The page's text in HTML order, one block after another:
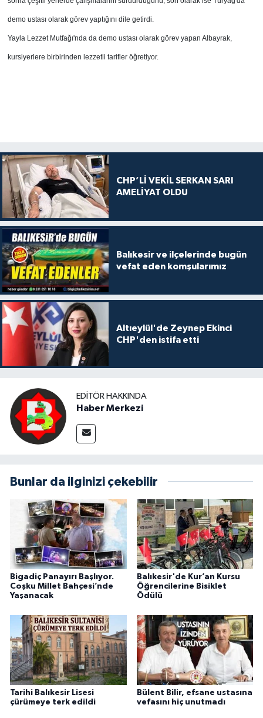
demo ustası olarak görev yaptığını dile getirdi.
Yayla Lezzet Mutfağı'nda da demo ustası olarak görev yapan Albayrak,
kursiyerlere birbirinden lezzetli tarifler öğretiyor.
CHP’Lİ VEKİL SERKAN SARI
AMELİYAT OLDU
Balıkesir ve ilçelerinde bugün
vefat eden komşularımız
Altıeylül'de Zeynep Ekinci
CHP'den istifa etti
EDITÖR HAKKINDA
Haber Merkezi
Bunlar da ilginizi çekebilir
Bigadiç Panayırı Başlıyor.
Coşku Millet Bahçesi’nde
Yaşanacak
Balıkesir'de Kur’an Kursu
Öğrencilerine Bisiklet
Ödülü
Tarihi Balıkesir Lisesi
çürümeye terk edildi
Bülent Bilir, efsane ustasına
vefasını hiç unutmadı